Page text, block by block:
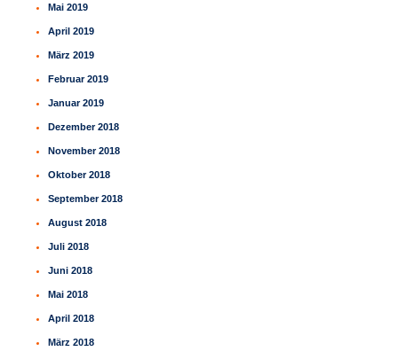
Mai 2019
April 2019
März 2019
Februar 2019
Januar 2019
Dezember 2018
November 2018
Oktober 2018
September 2018
August 2018
Juli 2018
Juni 2018
Mai 2018
April 2018
März 2018